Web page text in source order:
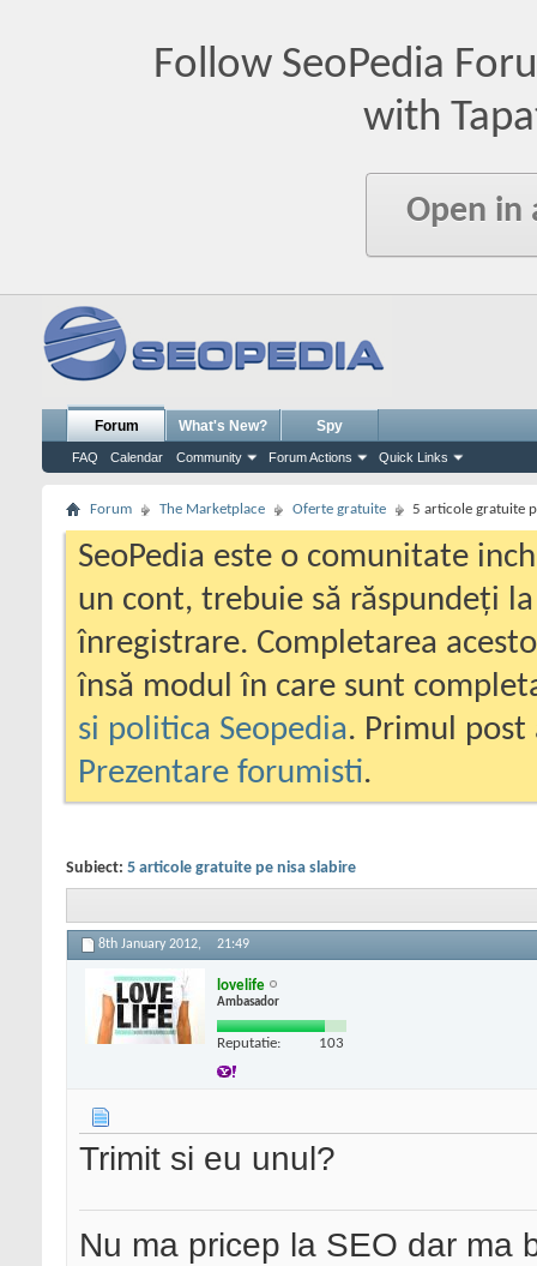
Follow SeoPedia
with
Open in
Forum
FAQ Calendar Community Forum Actions Quick Links
What's New? Spy
Forum The Marketplace Oferte gratuite 5 articole gratuite
SeoPedia este o comunitate
un cont, trebuie să răspundeți
înregistrare. Completarea
însă modul în care sunt
si politica Seopedia. Primul
Prezentare forumisti.
Subiect: 5 articole gratuite pe nisa slabire
8th January 2012, 21:49
lovelife
Ambasador
Reputatie: 103
Trimit si eu unul?
Nu ma pricep la SEO dar ma